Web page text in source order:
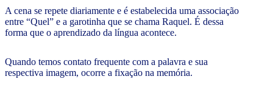
A cena se repete diariamente e é estabelecida uma associação
entre “Quel” e a garotinha que se chama Raquel. É dessa
forma que o aprendizado da língua acontece.
Quando temos contato frequente com a palavra e sua
respectiva imagem, ocorre a fixação na memória.